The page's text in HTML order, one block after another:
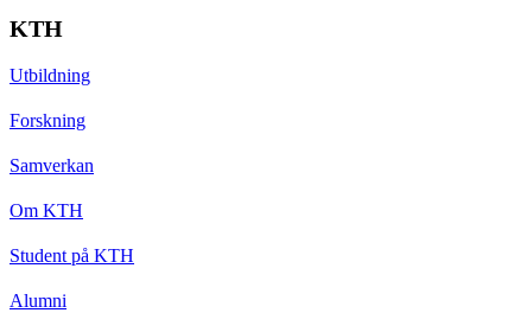
KTH
Utbildning
Forskning
Samverkan
Om KTH
Student på KTH
Alumni